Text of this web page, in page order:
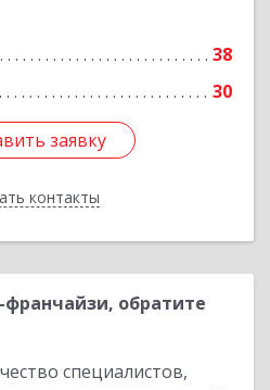
38
30
заявку
контакты
заявку
Назад
обратите
специалистов,